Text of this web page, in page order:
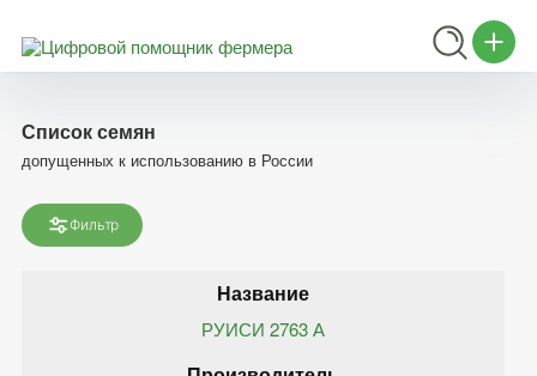
Список семян
допущенных к использованию в России
Фильтр
РУИСИ 2763 А